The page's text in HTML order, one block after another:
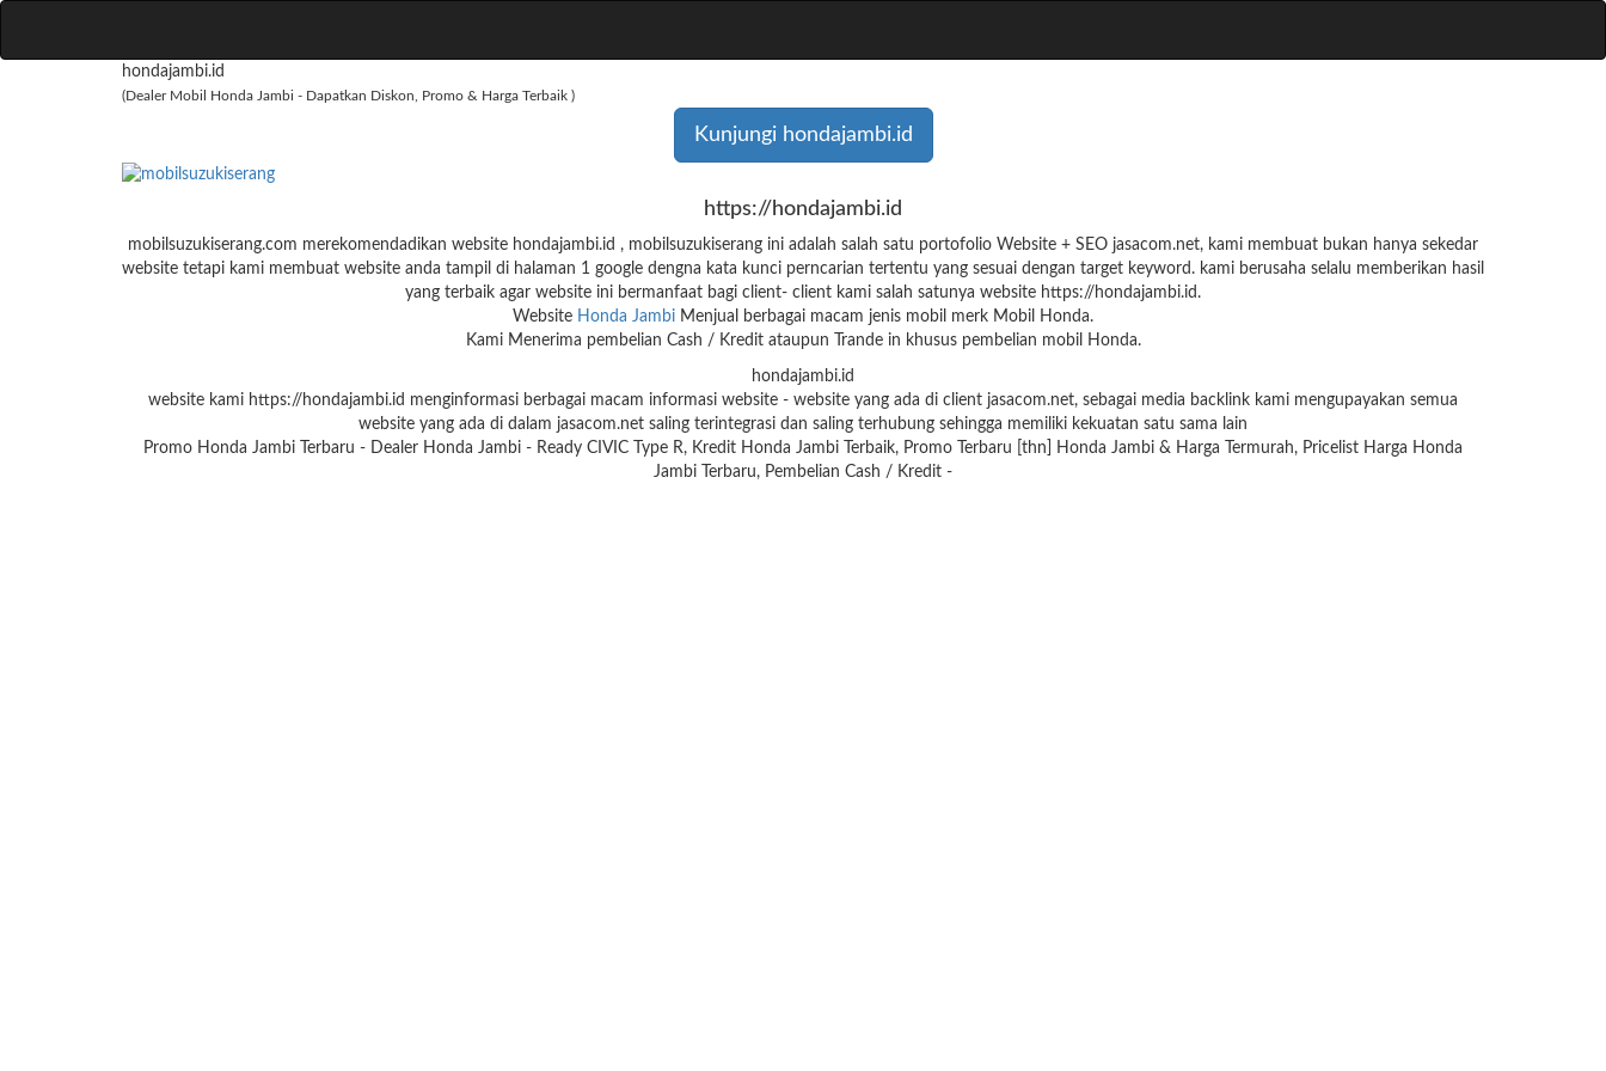
hondajambi.id
(Dealer Mobil Honda Jambi - Dapatkan Diskon, Promo & Harga Terbaik )
Kunjungi hondajambi.id
https://hondajambi.id
mobilsuzukiserang.com merekomendadikan website hondajambi.id , mobilsuzukiserang ini adalah salah satu portofolio Website + SEO jasacom.net, kami membuat bukan hanya sekedar
website tetapi kami membuat website anda tampil di halaman 1 google dengna kata kunci perncarian tertentu yang sesuai dengan target keyword. kami berusaha selalu memberikan hasil
yang terbaik agar website ini bermanfaat bagi client- client kami salah satunya website https://hondajambi.id.
Website Honda Jambi Menjual berbagai macam jenis mobil merk Mobil Honda.
Kami Menerima pembelian Cash / Kredit ataupun Trande in khusus pembelian mobil Honda.
hondajambi.id
website kami https://hondajambi.id menginformasi berbagai macam informasi website - website yang ada di client jasacom.net, sebagai media backlink kami mengupayakan semua
website yang ada di dalam jasacom.net saling terintegrasi dan saling terhubung sehingga memiliki kekuatan satu sama lain
Promo Honda Jambi Terbaru - Dealer Honda Jambi - Ready CIVIC Type R, Kredit Honda Jambi Terbaik, Promo Terbaru [thn] Honda Jambi & Harga Termurah, Pricelist Harga Honda
Jambi Terbaru, Pembelian Cash / Kredit -